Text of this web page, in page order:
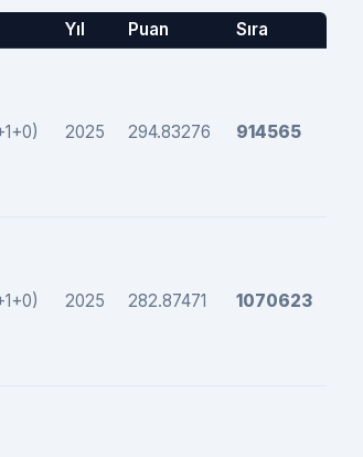
Yıl Puan
Sıra
2025 294.83276 914565
2025 282.87471 1070623